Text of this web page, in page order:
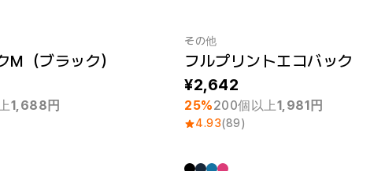
個M（ブラック）
1,688円
最小注文数量 1個
その他
フルプリントエコバック
2,642
25%200個以上1,981円
4.93(89)